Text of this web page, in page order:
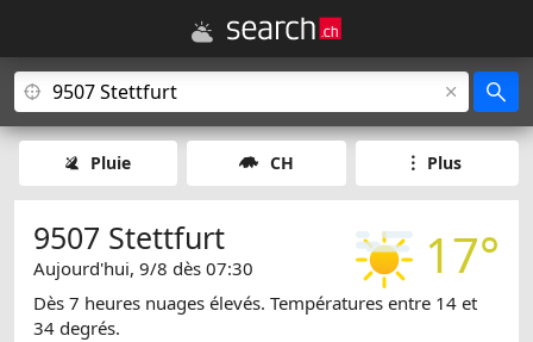
Pluie CH Plus
17°
9507 Stettfurt
Aujourd'hui, 9/8 dès 07:30
Dès 7 heures nuages élevés. Températures entre 14 et
34 degrés.